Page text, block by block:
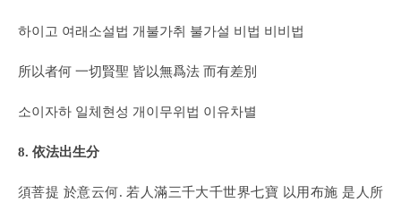
하이고 여래소설법 개불가취 불가설 비법 비비법
所以者何 一切賢聖 皆以無爲法 而有差別
소이자하 일체현성 개이무위법 이유차별
8. 依法出生分
須菩提 於意云何. 若人滿三千大千世界七寶 以用布施 是人所